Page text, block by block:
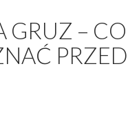
GRUZ – CO
PRZED